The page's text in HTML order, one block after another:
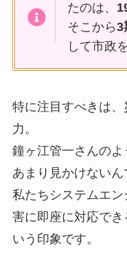
たのは、
そこから3
して市政
特に注目すべきは
力。
鐘ヶ江管一さんの
あまり見かけないん
私たちシステムエ
害に即座に対応で
いう印象です。